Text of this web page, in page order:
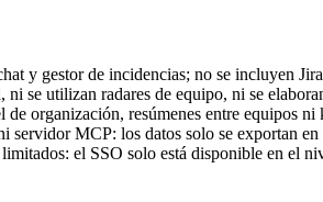
y gestor de incidencias; no se incluyen
ni se utilizan radares de equipo, ni se
organización, resúmenes entre equipos ni
servidor MCP: los datos solo se exportan
limitados: el SSO solo está disponible en